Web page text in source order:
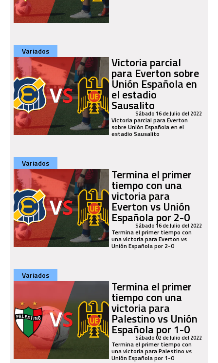
Variados
Victoria parcial
para Everton sobre
Unión Española en
el estadio
SausalitoSábado 16 de Julio del 2022
Victoria parcial para Everton
sobre Unión Española en el
estadio Sausalito
Variados
Termina el primer
tiempo con una
victoria para
Everton vs Unión
Española por 2-0
Sábado 16 de Julio del 2022
Termina el primer tiempo con
una victoria para Everton vs
Unión Española por 2-0
Variados
Termina el primer
tiempo con una
victoria para
Palestino vs Unión
Española por 1-0
Sábado 02 de Julio del 2022
Termina el primer tiempo con
una victoria para Palestino vs
Unión Española por 1-0